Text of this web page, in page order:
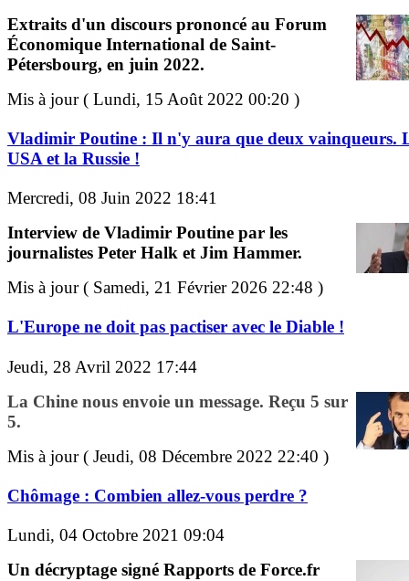
Extraits d'un discours prononcé au Forum
Économique International de Saint-
Pétersbourg, en juin 2022.
Mis à jour ( Lundi, 15 Août 2022 00:20 )
Vladimir Poutine : Il n'y aura que deux vainqueurs.
USA et la Russie !
Mercredi, 08 Juin 2022 18:41
Interview de Vladimir Poutine par les
journalistes Peter Halk et Jim Hammer.
Mis à jour ( Samedi, 21 Février 2026 22:48 )
L'Europe ne doit pas pactiser avec le Diable !
Jeudi, 28 Avril 2022 17:44
La Chine nous envoie un message. Reçu 5 sur
5.
Mis à jour ( Jeudi, 08 Décembre 2022 22:40 )
Chômage : Combien allez-vous perdre ?
Lundi, 04 Octobre 2021 09:04
Un décryptage signé Rapports de Force.fr